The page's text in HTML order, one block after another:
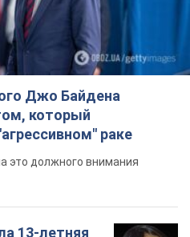
Подписаться
ради...